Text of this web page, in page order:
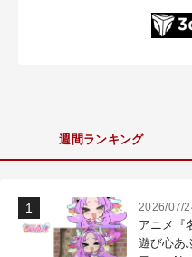
週間ランキング
2026/07/
アニメ『
遊び心あ